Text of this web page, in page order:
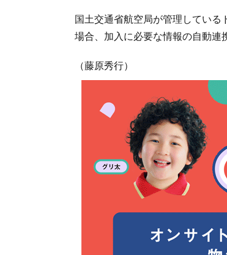
国土交通省航空局が管理している
場合、加入に必要な情報の自動連
（藤原秀行）